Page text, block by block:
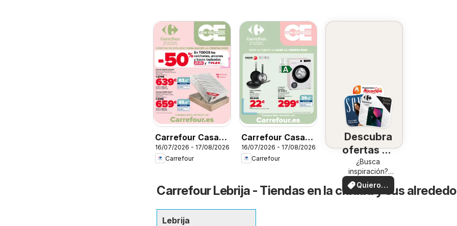
Carrefour Casa
Equipada
16/07/2026 - 17/08/2026
Carrefour
Carrefour Casa
Equipada
16/07/2026 - 17/08/2026
Carrefour
Descubra
ofertas en
su zona
¿Busca
inspiración?
¡Vea las ofertas
en su zona!
Quiero
ver
Carrefour Lebrija - Tiendas en la ciudad y sus
Lebrija